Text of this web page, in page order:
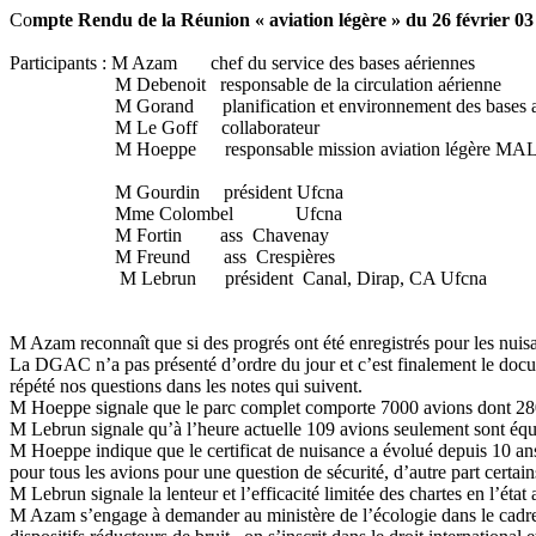
Compte Rendu de la Réunion « aviation légère » du 26 février
Participants : M Azam
chef du service des bases aériennes
M Debenoit
responsable de la circulation aérienne
M Gorand
planification et environnement des bases
M Le Goff
collaborateur
M Hoeppe
responsable mission aviation légère
M Gourdin
président Ufcna
Mme Colombel
Ufcna
M Fortin
ass Chavenay
M Freund
ass Crespières
M Lebrun
président Canal, Dirap, CA Ufcna
M Azam reconnaît que si des progrés ont été enregistrés pour les
La DGAC n’a pas présenté d’ordre du jour et c’est finalement le
répété nos questions dans les notes qui suivent.
M Hoeppe signale que le parc complet comporte 7000 avions dont
M Lebrun signale qu’à l’heure actuelle 109 avions seulement sont
M Hoeppe indique que le certificat de nuisance a évolué depuis 10
pour tous les avions pour une question de sécurité, d’autre part
M Lebrun signale la lenteur et l’efficacité limitée des chartes en l’état
M Azam s’engage à demander au ministère de l’écologie dans le